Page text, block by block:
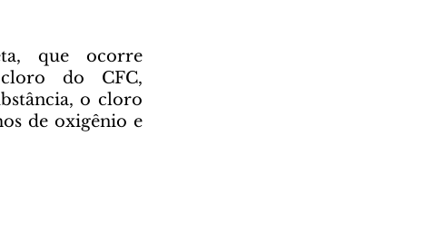
do CFC,
o cloro
de oxigênio e